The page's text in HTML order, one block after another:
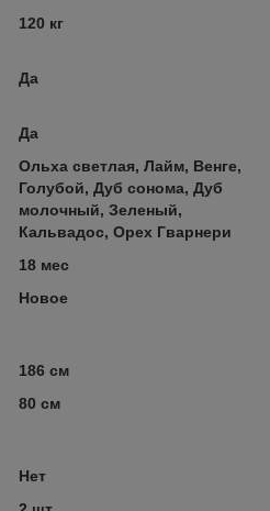
120 кг
Да
Да
Ольха светлая, Лайм, Венге,
Голубой, Дуб сонома, Дуб
молочный, Зеленый,
Кальвадос, Орех Гварнери
18 мес
Новое
186 см
80 см
Нет